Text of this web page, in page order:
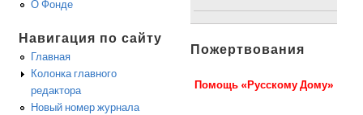
О Фонде
Навигация по сайту
Главная
Колонка главного
редактора
Новый номер журнала
Пожертвования
Помощь «Русскому Дому»